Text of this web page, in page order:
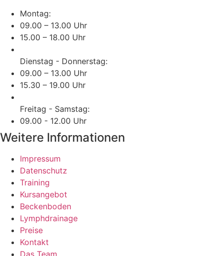
Montag:
09.00 – 13.00 Uhr
15.00 – 18.00 Uhr
Dienstag - Donnerstag:
09.00 – 13.00 Uhr
15.30 – 19.00 Uhr
Freitag - Samstag:
09.00 - 12.00 Uhr
Weitere Informationen
Impressum
Datenschutz
Training
Kursangebot
Beckenboden
Lymphdrainage
Preise
Kontakt
Das Team